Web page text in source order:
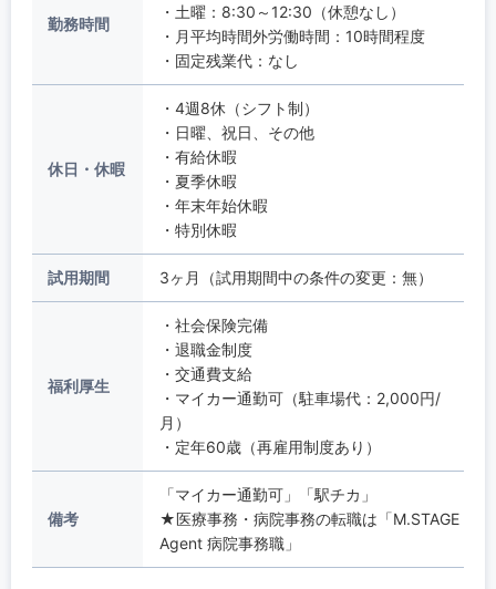
勤務時間
・土曜：8:30～12:30（休憩なし）
・月平均時間外労働時間：10時間程度
・固定残業代：なし
休日・休暇
・4週8休（シフト制）
・日曜、祝日、その他
・有給休暇
・夏季休暇
・年末年始休暇
・特別休暇
試用期間 3ヶ月（試用期間中の条件の変更：無）
福利厚生
・社会保険完備
・退職金制度
・交通費支給
・マイカー通勤可（駐車場代：2,000円/
月）
・定年60歳（再雇用制度あり）
備考
「マイカー通勤可」「駅チカ」
★医療事務・病院事務の転職は「M.STAGE
Agent 病院事務職」